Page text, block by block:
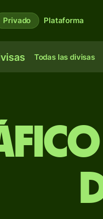
Privado Plataforma
Todas las divisas